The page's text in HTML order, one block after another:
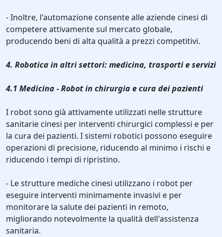
- Inoltre, l'automazione consente alle aziende cinesi di
competere attivamente sul mercato globale,
producendo beni di alta qualità a prezzi competitivi.
4. Robotica in altri settori: medicina, trasporti e servizi
4.1 Medicina - Robot in chirurgia e cura dei pazienti
I robot sono già attivamente utilizzati nelle strutture
sanitarie cinesi per interventi chirurgici complessi e per
la cura dei pazienti. I sistemi robotici possono eseguire
operazioni di precisione, riducendo al minimo i rischi e
riducendo i tempi di ripristino.
- Le strutture mediche cinesi utilizzano i robot per
eseguire interventi minimamente invasivi e per
monitorare la salute dei pazienti in remoto,
migliorando notevolmente la qualità dell'assistenza
sanitaria.